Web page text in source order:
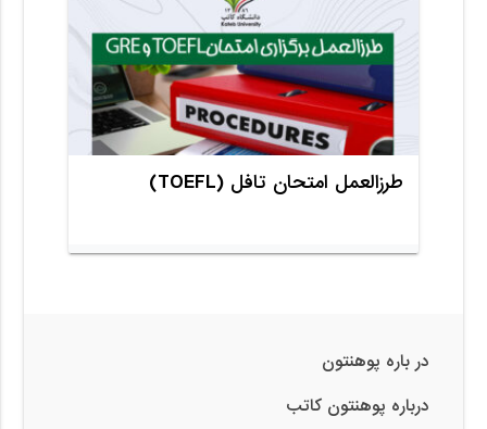
طرزالعمل امتحان تافل (TOEFL)
در باره پوهنتون
درباره پوهنتون کاتب